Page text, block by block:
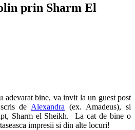
prin Sharm El
adevarat bine, va invit la un guest post
de Alexandra (ex. Amadeus), si
Sharm el Sheikh. La cat de bine o
impresii si din alte locuri!